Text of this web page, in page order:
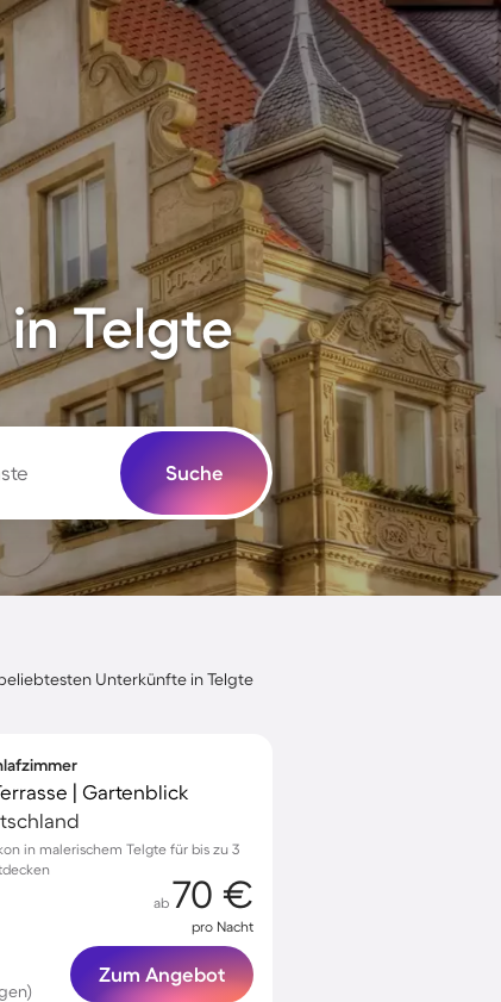
Telgte
Suche
Unterkünfte in Telgte
| Gartenblick
in malerischem Telgte für bis zu 3
ab 70 €
pro Nacht
Zum Angebot